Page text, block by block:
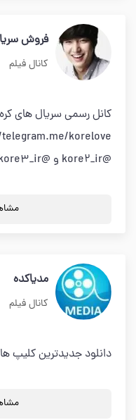
فروش
کانال فیلم
@kore2_ir و @kore3_ir
مدیاکده
کانال فیلم
دانلود جدیدترین کلیپ